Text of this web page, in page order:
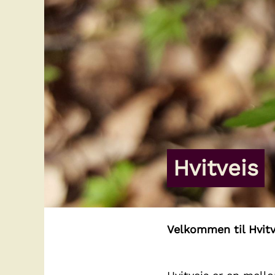
Hvitveis
Velkommen til